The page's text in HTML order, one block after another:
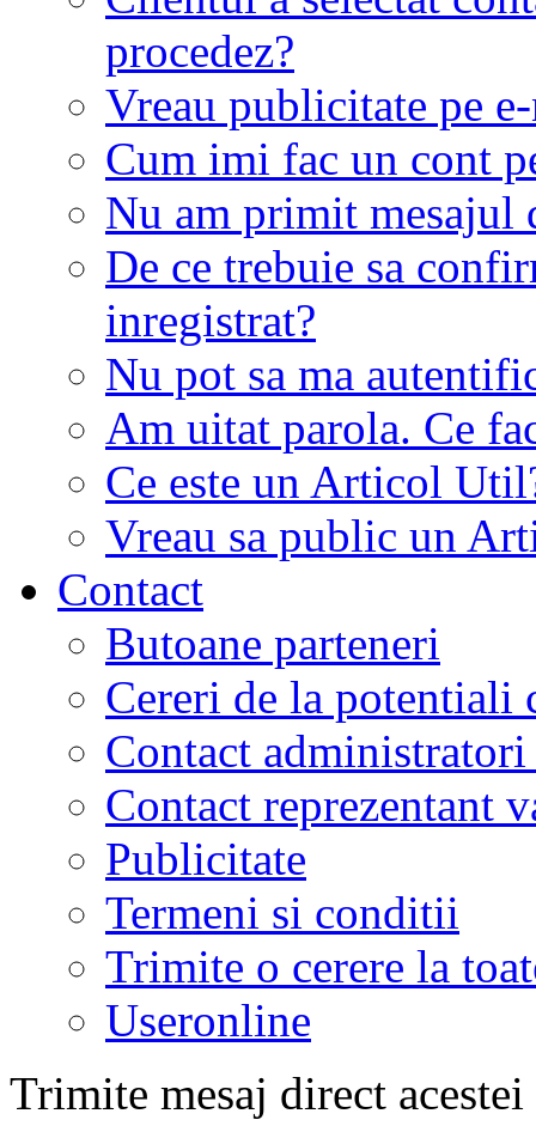
procedez?
Vreau publicitate pe
Cum imi fac un cont
Nu am primit mesajul
De ce trebuie sa
inregistrat?
Nu pot sa ma
Am uitat parola. Ce
Ce este un Articol
Vreau sa public un
Contact
Butoane parteneri
Cereri de la potentiali
Contact
Contact reprezentant
Publicitate
Termeni si conditii
Trimite o cerere la
Useronline
Trimite mesaj direct